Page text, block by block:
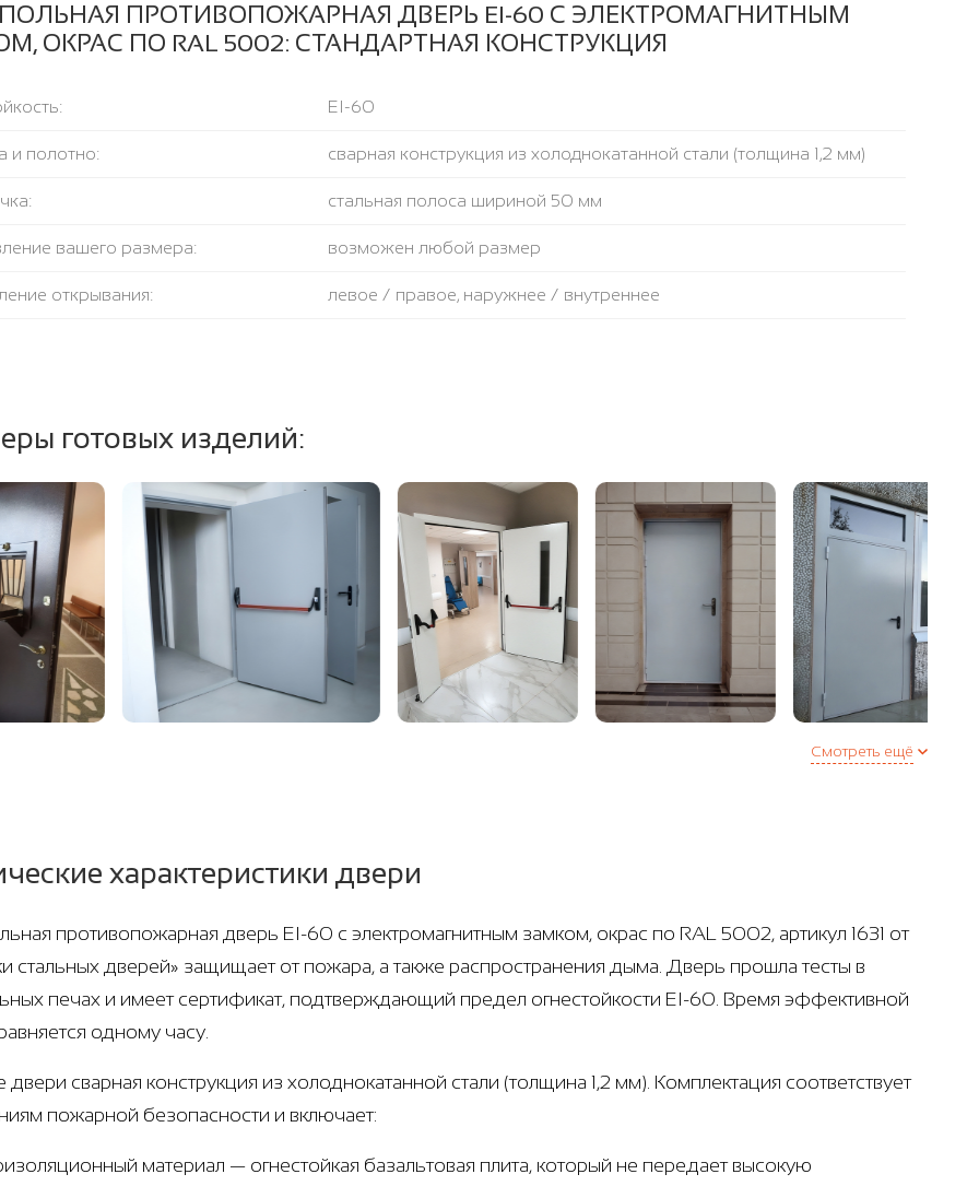
ПРОТИВОПОЖАРНАЯ ДВЕРЬ EI-60 С ЭЛЕКТРОМАГНИТНЫМ
ОКРАС ПО RAL 5002: СТАНДАРТНАЯ КОНСТРУКЦИЯ
EI-60
и полотно: сварная конструкция из холоднокатанной стали (толщина 1,2 мм)
стальная полоса шириной 50 мм
вашего размера: возможен любой размер
открывания: левое / правое, наружнее / внутреннее
полотна и коробки:
готовых изделий:
Смотреть ещё
характеристики двери
противопожарная дверь EI-60 с электромагнитным замком, окрас по RAL 5002, артикул 1631 от
стальных дверей» защищает от пожара, а также распространения дыма. Дверь прошла тесты в
печах и имеет сертификат, подтверждающий предел огнестойкости EI-60. Время эффективной
одному часу.
двери сварная конструкция из холоднокатанной стали (толщина 1,2 мм). Комплектация соответствует
пожарной безопасности и включает:
материал — огнестойкая базальтовая плита, который не передает высокую